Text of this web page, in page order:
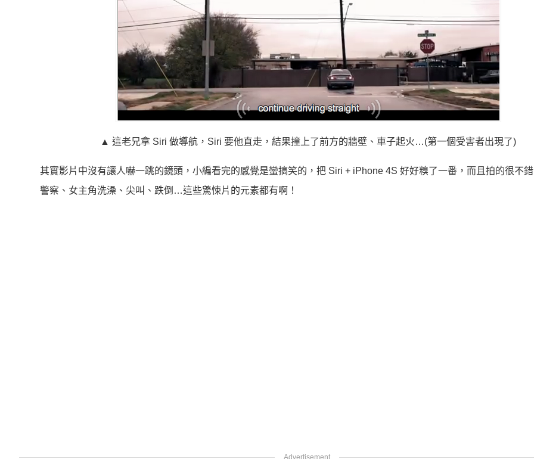
▲ 這老兄拿 Siri 做導航，Siri 要他直走，結果撞上了前方的牆壁、車子起火…(第一個受害者出現了)
其實影片中沒有讓人嚇一跳的鏡頭，小編看完的感覺是蠻搞笑的，把 Siri + iPhone 4S 好好糗了一番，而且拍的很不錯
警察、女主角洗澡、尖叫、跌倒…這些驚悚片的元素都有啊！